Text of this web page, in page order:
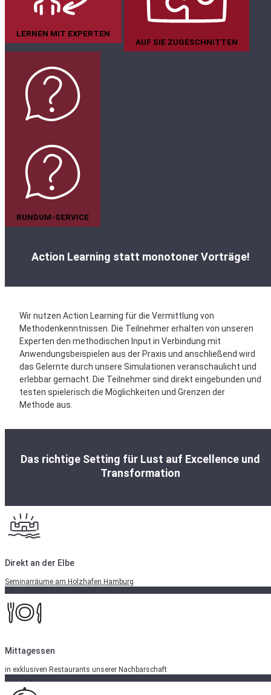
LERNEN MIT EXPERTEN
AUF SIE ZUGESCHNITTEN
RUNDUM-SERVICE
Action Learning statt monotoner Vorträge!
Wir nutzen Action Learning für die Vermittlung von
Methodenkenntnissen. Die Teilnehmer erhalten von unseren
Experten den methodischen Input in Verbindung mit
Anwendungsbeispielen aus der Praxis und anschließend wird
das Gelernte durch unsere Simulationen veranschaulicht und
erlebbar gemacht. Die Teilnehmer sind direkt eingebunden und
testen spielerisch die Möglichkeiten und Grenzen der
Methode aus.
Das richtige Setting für Lust auf Excellence und
Transformation
Direkt an der Elbe
Seminarräume am Holzhafen Hamburg
Mittagessen
in exklusiven Restaurants unserer Nachbarschaft